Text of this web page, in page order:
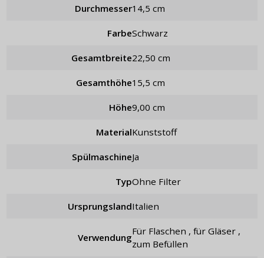
Durchmesser 14,5 cm
Farbe schwarz
Gesamtbreite 22,50 cm
Gesamthöhe 15,5 cm
Höhe 9,00 cm
Material Kunststoff
Spülmaschine Ja
Typ ohne Filter
Ursprungsland Italien
Verwendung
für Flaschen , für Gläser ,
zum Befüllen